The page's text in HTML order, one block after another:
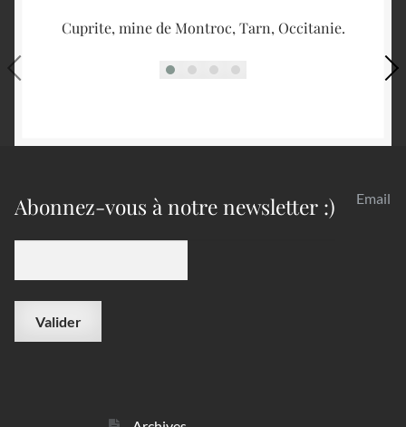
Cuprite, mine de Montroc, Tarn, Occitanie.
Abonnez-vous à notre newsletter :) Email